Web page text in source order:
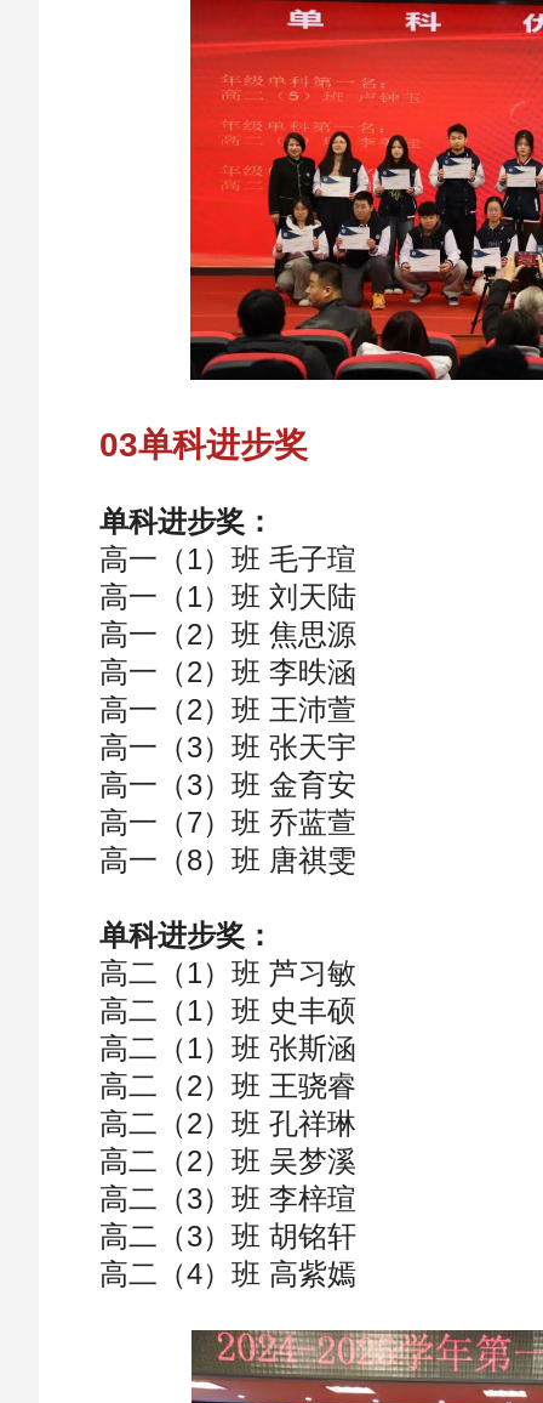
03单科进步奖
单科进步奖：
高一（1）班 毛子瑄
高一（1）班 刘天陆
高一（2）班 焦思源
高一（2）班 李昳涵
高一（2）班 王沛萱
高一（3）班 张天宇
高一（3）班 金育安
高一（7）班 乔蓝萱
高一（8）班 唐祺雯
单科进步奖：
高二（1）班 芦习敏
高二（1）班 史丰硕
高二（1）班 张斯涵
高二（2）班 王骁睿
高二（2）班 孔祥琳
高二（2）班 吴梦溪
高二（3）班 李梓瑄
高二（3）班 胡铭轩
高二（4）班 高紫嫣